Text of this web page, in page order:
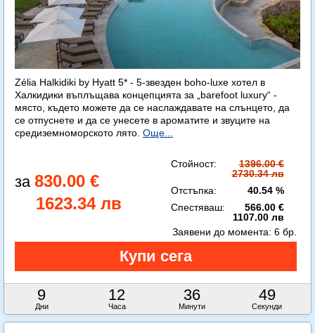
Zélia Halkidiki by Hyatt 5* - 5-звезден boho-luxe хотел в
Халкидики въплъщава концепцията за „barefoot luxury“ -
място, където можете да се наслаждавате на слънцето, да
се отпуснете и да се унесете в ароматите и звуците на
средиземноморското лято. Още...
830.00 €
1623.34 лв
Стойност:
1396.00 €
2730.34 лв
Отстъпка:
40.54 %
Спестяваш:
566.00 €
1107.00 лв
9
Дни
12
Часа
36
Минути
48
Секунди
Заявени до момента: 6 бр.